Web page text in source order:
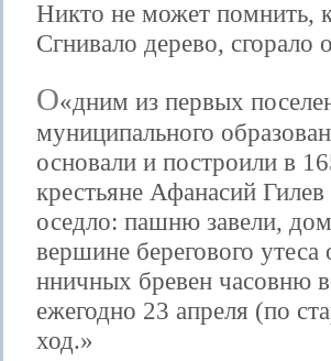
Никто не может помнить,
Сгнивало дерево,
О дним из первых
муниципального
основали и построили в
крестьяне Афанасий
оседло: пашню завели,
вершине берегового
нничных бревен часовню
ежегодно 23 апреля (по
ход.